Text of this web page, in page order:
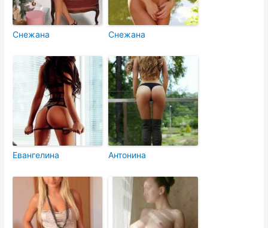
Снежана Снежана
Евангелина Антонина